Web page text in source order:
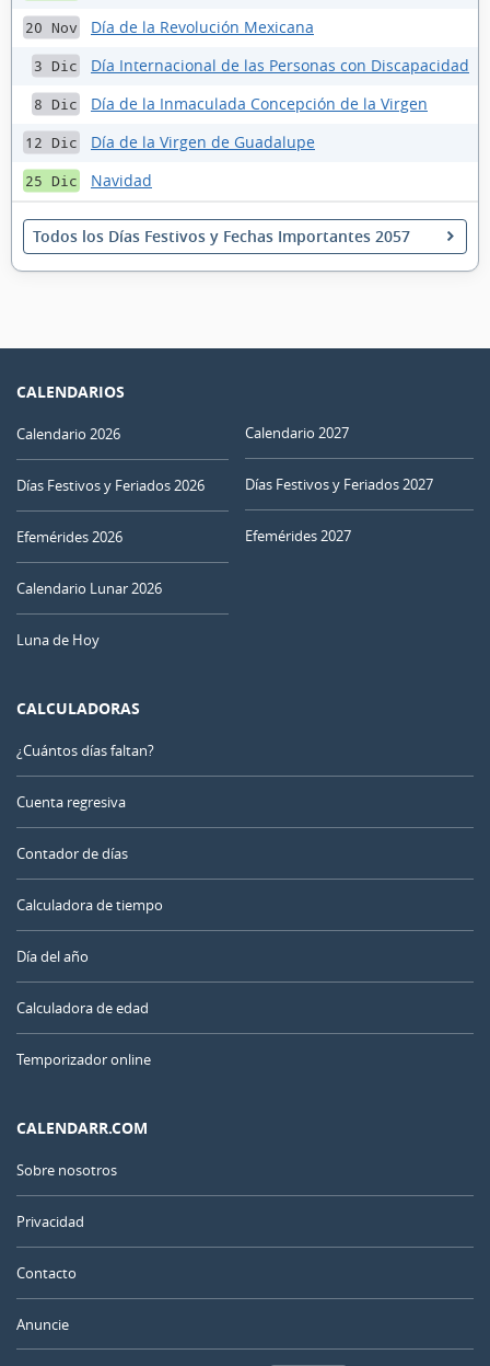
20 Nov Día de la Revolución Mexicana
3 Dic Día Internacional de las Personas con Discapacidad
8 Dic Día de la Inmaculada Concepción de la Virgen
12 Dic Día de la Virgen de Guadalupe
25 Dic Navidad
Todos los Días Festivos y Fechas Importantes 2057
CALENDARIOS
Calendario 2026
Días Festivos y Feriados 2026
Efemérides 2026
Calendario Lunar 2026
Luna de Hoy
Calendario 2027
Días Festivos y Feriados 2027
Efemérides 2027
CALCULADORAS
¿Cuántos días faltan?
Cuenta regresiva
Contador de días
Calculadora de tiempo
Día del año
Calculadora de edad
Temporizador online
CALENDARR.COM
Sobre nosotros
Privacidad
Contacto
Anuncie